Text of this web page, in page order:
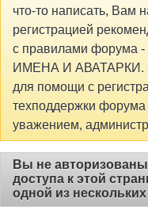
что-то написать, Вам
регистрацией
с правилами
ИМЕНА И АВАТАРКИ.
для помощи с
техподдержки
уважением,
Вы не
доступа к этой
одной из